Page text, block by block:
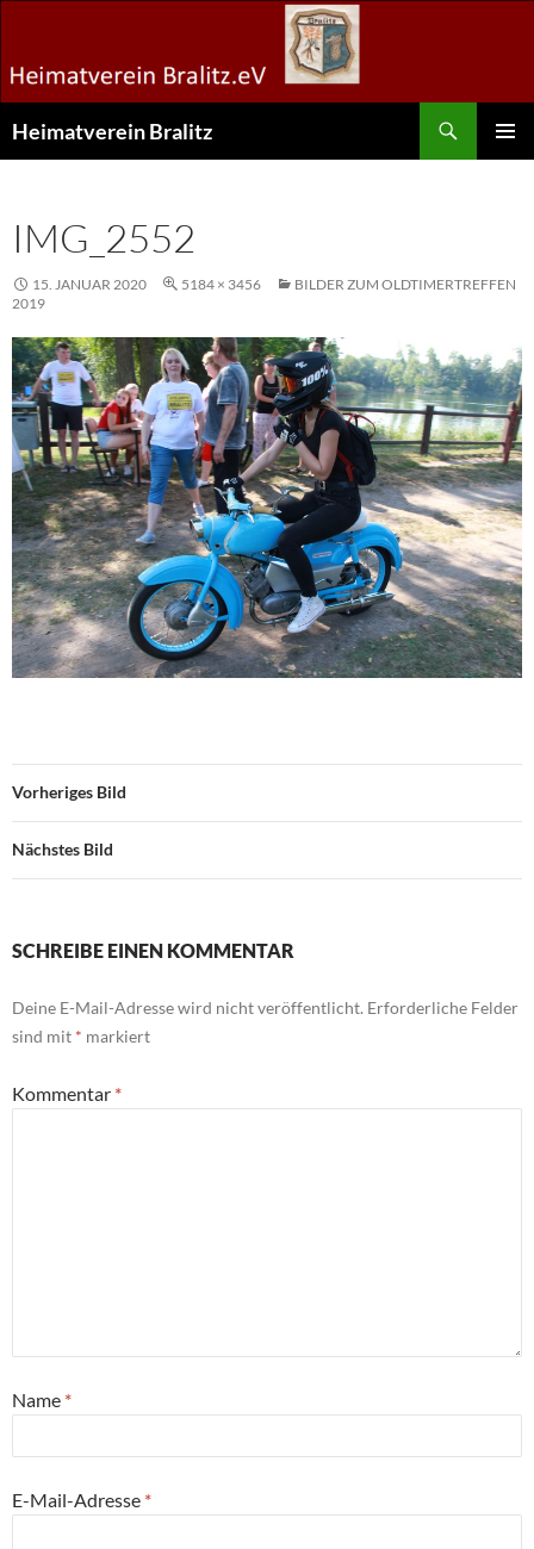
springen
Heimatverein Bralitz
IMG_2552
15. JANUAR 2020 5184 × 3456
BILDER ZUM OLDTIMERTREFFEN
2019
Vorheriges Bild
Nächstes Bild
SCHREIBE EINEN KOMMENTAR
Deine E-Mail-Adresse wird nicht veröffentlicht. Erforderliche Felder
sind mit * markiert
Kommentar *
Name *
E-Mail-Adresse *